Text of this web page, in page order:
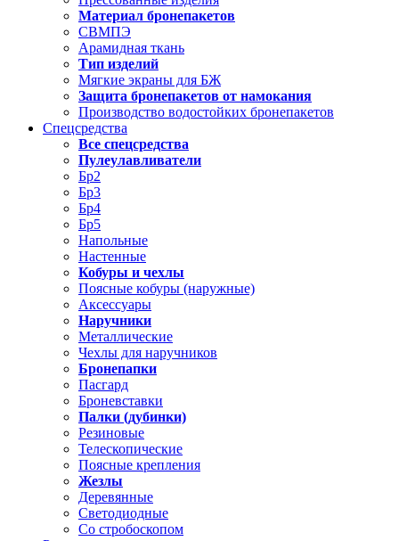
Материал бронепакетов
СВМПЭ
Арамидная ткань
Тип изделий
Мягкие экраны для БЖ
Защита бронепакетов от намокания
Производство водостойких бронепакетов
Спецсредства
Все спецсредства
Пулеулавливатели
Бр2
Бр3
Бр4
Бр5
Напольные
Настенные
Кобуры и чехлы
Поясные кобуры (наружные)
Аксессуары
Наручники
Металлические
Чехлы для наручников
Бронепапки
Пасгард
Броневставки
Палки (дубинки)
Резиновые
Телескопические
Поясные крепления
Жезлы
Деревянные
Светодиодные
Со стробоскопом